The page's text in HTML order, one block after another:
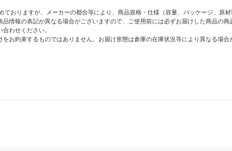
おりますが、メーカーの都合等により、商品規格・仕様（容量、パッケージ、原
情報の表記が異なる場合がございますので、ご使用前には必ずお届けした商品の
わせください。
お約束するものではありません。お届け形態は倉庫の在庫状況等により異なる場合